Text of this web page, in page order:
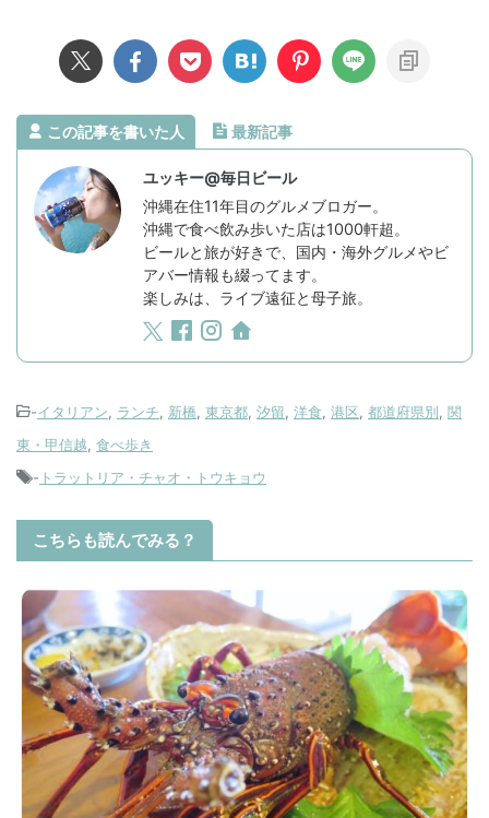
この記事を書いた人 最新記事
ユッキー@毎日ビール
沖縄在住11年目のグルメブロガー。
沖縄で食べ飲み歩いた店は1000軒超。
ビールと旅が好きで、国内・海外グルメやビ
アバー情報も綴ってます。
楽しみは、ライブ遠征と母子旅。
-イタリアン, ランチ, 新橋, 東京都, 汐留, 洋食, 港区, 都道府県別, 関
東・甲信越, 食べ歩き
- トラットリア・チャオ・トウキョウ
こちらも読んでみる？